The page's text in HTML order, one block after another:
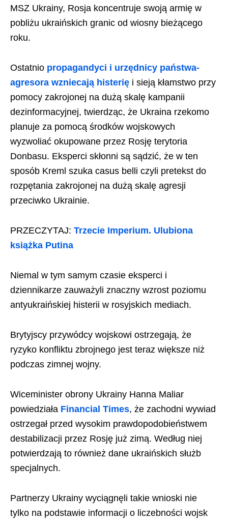
MSZ Ukrainy, Rosja koncentruje swoją armię w
pobliżu ukraińskich granic od wiosny bieżącego
roku.
Ostatnio propagandyci i urzędnicy państwa-
agresora wzniecają histerię i sieją kłamstwo przy
pomocy zakrojonej na dużą skalę kampanii
dezinformacyjnej, twierdząc, że Ukraina rzekomo
planuje za pomocą środków wojskowych
wyzwoliać okupowane przez Rosję terytoria
Donbasu. Eksperci skłonni są sądzić, że w ten
sposób Kreml szuka casus belli czyli pretekst do
rozpętania zakrojonej na dużą skalę agresji
przeciwko Ukrainie.
PRZECZYTAJ: Trzecie Imperium. Ulubiona
książka Putina
Niemal w tym samym czasie eksperci i
dziennikarze zauważyli znaczny wzrost poziomu
antyukraińskiej histerii w rosyjskich mediach.
Brytyjscy przywódcy wojskowi ostrzegają, że
ryzyko konfliktu zbrojnego jest teraz większe niż
podczas zimnej wojny.
Wiceminister obrony Ukrainy Hanna Maliar
powiedziała Financial Times, że zachodni wywiad
ostrzegał przed wysokim prawdopodobieństwem
destabilizacji przez Rosję już zimą. Według niej
potwierdzają to również dane ukraińskich służb
specjalnych.
Partnerzy Ukrainy wyciągnęli takie wnioski nie
tylko na podstawie informacji o liczebności wojsk